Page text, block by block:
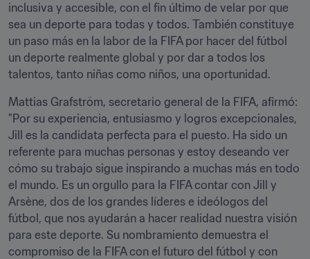
inclusiva y accesible, con el fin último de velar por que
sea un deporte para todas y todos. También constituye
un paso más en la labor de la FIFA por hacer del fútbol
un deporte realmente global y por dar a todos los
talentos, tanto niñas como niños, una oportunidad.
Mattias Grafström, secretario general de la FIFA, afirmó:
"Por su experiencia, entusiasmo y logros excepcionales,
Jill es la candidata perfecta para el puesto. Ha sido un
referente para muchas personas y estoy deseando ver
cómo su trabajo sigue inspirando a muchas más en todo
el mundo. Es un orgullo para la FIFA contar con Jill y
Arsène, dos de los grandes líderes e ideólogos del
fútbol, que nos ayudarán a hacer realidad nuestra visión
para este deporte. Su nombramiento demuestra el
compromiso de la FIFA con el futuro del fútbol y con